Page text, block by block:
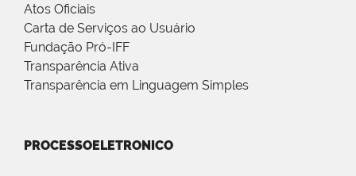
Atos Oficiais
Carta de Serviços ao Usuário
Fundação Pró-IFF
Transparência Ativa
Transparência em Linguagem Simples
PROCESSOELETRONICO